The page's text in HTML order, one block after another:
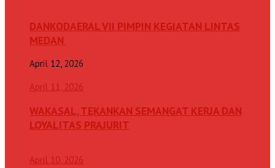
DANKODAERAL VII PIMPIN KEGIATAN LINTAS
MEDAN
April 12, 2026
April 11, 2026
WAKASAL, TEKANKAN SEMANGAT KERJA DAN
LOYALITAS PRAJURIT
April 10, 2026